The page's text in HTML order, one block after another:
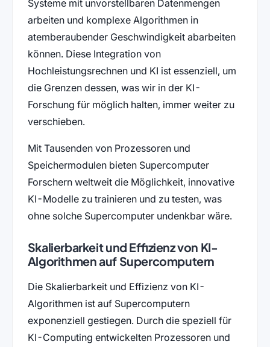
Systeme mit unvorstellbaren Datenmengen
arbeiten und komplexe Algorithmen in
atemberaubender Geschwindigkeit abarbeiten
können. Diese Integration von
Hochleistungsrechnen und KI ist essenziell, um
die Grenzen dessen, was wir in der KI-
Forschung für möglich halten, immer weiter zu
verschieben.
Mit Tausenden von Prozessoren und
Speichermodulen bieten Supercomputer
Forschern weltweit die Möglichkeit, innovative
KI-Modelle zu trainieren und zu testen, was
ohne solche Supercomputer undenkbar wäre.
Skalierbarkeit und Effizienz von KI-
Algorithmen auf Supercomputern
Die Skalierbarkeit und Effizienz von KI-
Algorithmen ist auf Supercomputern
exponenziell gestiegen. Durch die speziell für
KI-Computing entwickelten Prozessoren und